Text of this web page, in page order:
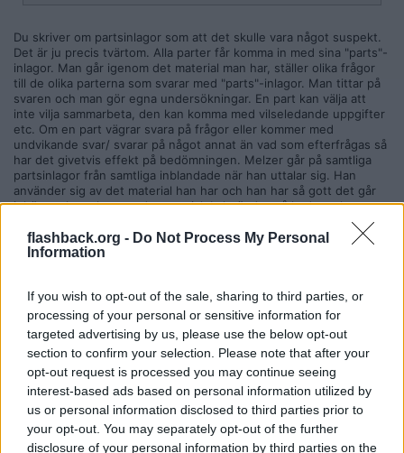
flashback.org - Do Not Process My Personal
Information
If you wish to opt-out of the sale, sharing to third parties, or
processing of your personal or sensitive information for
targeted advertising by us, please use the below opt-out
section to confirm your selection. Please note that after your
opt-out request is processed you may continue seeing
interest-based ads based on personal information utilized by
us or personal information disclosed to third parties prior to
your opt-out. You may separately opt-out of the further
disclosure of your personal information by third parties on the
Du skriver om partsinlagor som att det skulle vara något suspekt.
Det är ju precis tvärtom. Alla parter får komma in med sina "parts"-
inlagor. Man går igenom det material man har, ställer olika frågor
till de olika parterna som svarar med "parts"-inlagor. Man tittar på
svaren och man gör egna undersökningar. En part kan välja att
inte vilja sammarbeta, den kan komma med vilseledande uppgifter
etc. Om en part vägrar svara på frågor eller kommer med
undvikande svar/ svarar på något annat än vad som efterfrågas så
har det givetvis effekt på bedömningen. Melzer går på samtliga
partsinlagor från samtliga inblandade när han uttalar sig. Han
använder sig av det material han har och han har så gott det går
inhämtat kompletterande material. I slutändan så hade varken
Sverige eller UK så mycket relevant att komma med. Bedömningen
är att det JA lämnat stämmer bra med verkligheten och
Sveriges/UK's försvar är obefintligt eller undermåligt.
2019-11-13, 17:29
Medlem
Reg: Aug 2005
Ursprungligen postat avFreedomDeep
Vad tycker du förresten om Sverige som rättsstat? Och USA